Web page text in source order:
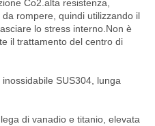
Co2.alta resistenza,
rompere, quindi utilizzando il
lo stress interno.Non è
il trattamento del centro di
SUS304, lunga
di vanadio e titanio, elevata